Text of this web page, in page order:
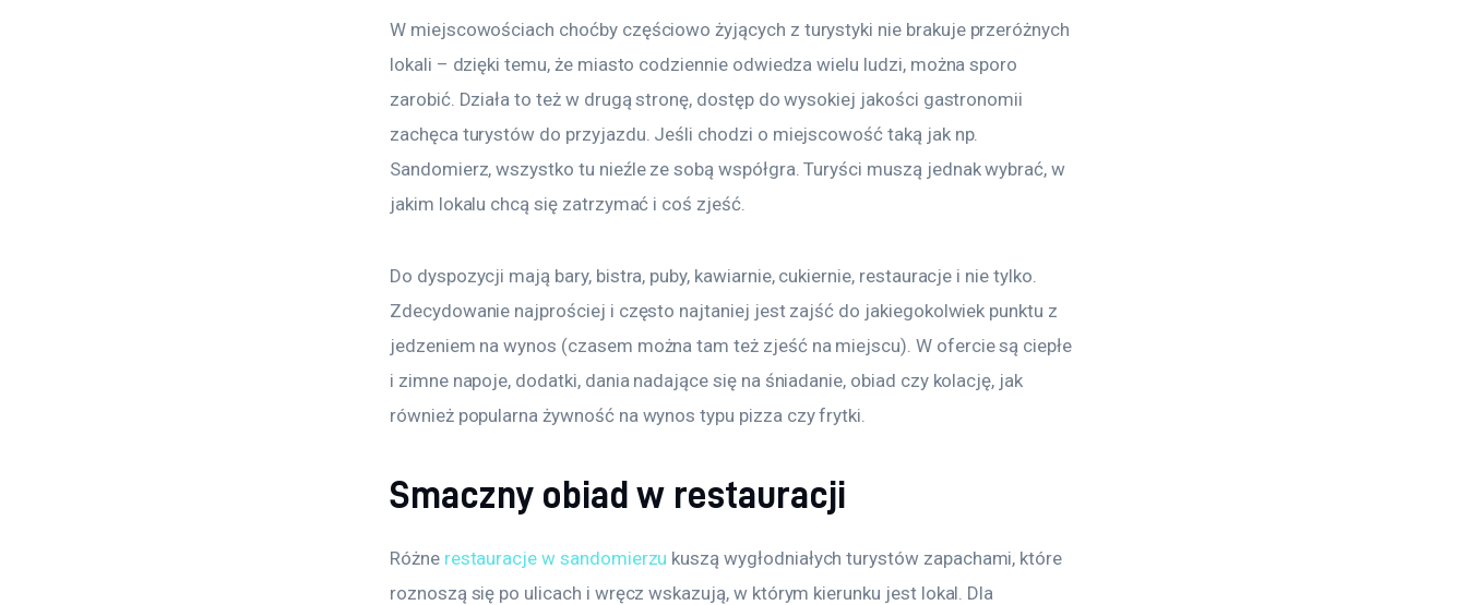
W miejscowościach choćby częściowo żyjących z turystyki nie brakuje przeróżnych
lokali – dzięki temu, że miasto codziennie odwiedza wielu ludzi, można sporo
zarobić. Działa to też w drugą stronę, dostęp do wysokiej jakości gastronomii
zachęca turystów do przyjazdu. Jeśli chodzi o miejscowość taką jak np.
Sandomierz, wszystko tu nieźle ze sobą współgra. Turyści muszą jednak wybrać, w
jakim lokalu chcą się zatrzymać i coś zjeść.
Do dyspozycji mają bary, bistra, puby, kawiarnie, cukiernie, restauracje i nie tylko.
Zdecydowanie najprościej i często najtaniej jest zajść do jakiegokolwiek punktu z
jedzeniem na wynos (czasem można tam też zjeść na miejscu). W ofercie są ciepłe
i zimne napoje, dodatki, dania nadające się na śniadanie, obiad czy kolację, jak
również popularna żywność na wynos typu pizza czy frytki.
Smaczny obiad w restauracji
Różne restauracje w sandomierzu kuszą wygłodniałych turystów zapachami, które
roznoszą się po ulicach i wręcz wskazują, w którym kierunku jest lokal. Dla